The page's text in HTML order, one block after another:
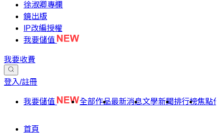
徐淑卿專欄
鏡出版
IP改編授權
我要儲值
我要收費
登入/註冊
我要儲值 全部作品最新消息文學新聞排行榜焦點
首頁